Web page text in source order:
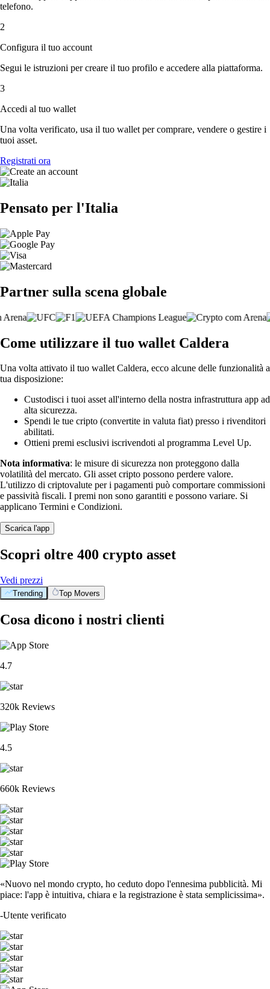
telefono.
2
Configura il tuo account
Segui le istruzioni per creare il tuo profilo e accedere alla piattaforma.
3
Accedi al tuo wallet
Una volta verificato, usa il tuo wallet per comprare, vendere o gestire i
tuoi asset.
Registrati ora
Pensato per l'Italia
Partner sulla scena globale
Come utilizzare il tuo wallet Caldera
Una volta attivato il tuo wallet Caldera, ecco alcune delle funzionalità a
tua disposizione:
Custodisci i tuoi asset all'interno della nostra infrastruttura app ad
alta sicurezza.
Spendi le tue cripto (convertite in valuta fiat) presso i rivenditori
abilitati.
Ottieni premi esclusivi iscrivendoti al programma Level Up.
Nota informativa: le misure di sicurezza non proteggono dalla
volatilità del mercato. Gli asset cripto possono perdere valore.
L'utilizzo di criptovalute per i pagamenti può comportare commissioni
e passività fiscali. I premi non sono garantiti e possono variare. Si
applicano Termini e Condizioni.
Scarica l'app
Scopri oltre 400 crypto asset
Vedi prezzi
Trending Top Movers
Cosa dicono i nostri clienti
4.7
320k Reviews
4.5
660k Reviews
«Nuovo nel mondo crypto, ho ceduto dopo l'ennesima pubblicità. Mi
piace: l'app è intuitiva, chiara e la registrazione è stata semplicissima».
-Utente verificato